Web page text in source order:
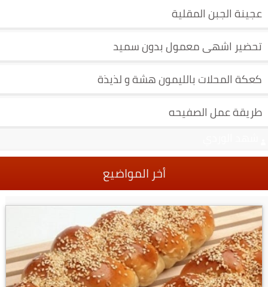
عجينة الجبن المقلية
تحضير اشهى معمول بدون سميد
كعكة المحلات بالليمون هشة و لذيذة
طريقة عمل الصفيحه
أخر المواضيع